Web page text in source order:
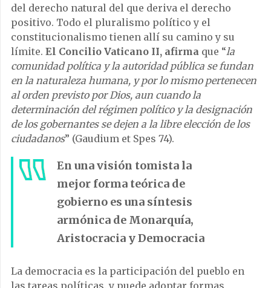
del derecho natural del que deriva el derecho
positivo. Todo el pluralismo político y el
constitucionalismo tienen allí su camino y su
límite. El Concilio Vaticano II, afirma que “la
comunidad política y la autoridad pública se fundan
en la naturaleza humana, y por lo mismo pertenecen
al orden previsto por Dios, aun cuando la
determinación del régimen político y la designación
de los gobernantes se dejen a la libre elección de los
ciudadanos” (Gaudium et Spes 74).
En una visión tomista la
mejor forma teórica de
gobierno es una síntesis
armónica de Monarquía,
Aristocracia y Democracia
La democracia es la participación del pueblo en
las tareas políticas, y puede adoptar formas